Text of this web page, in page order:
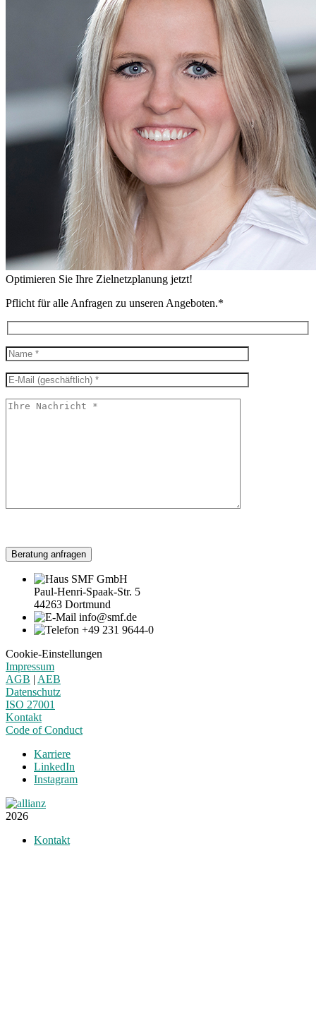
Optimieren Sie Ihre Zielnetzplanung jetzt!
Pflicht für alle Anfragen zu unseren Angeboten.*
Beratung anfragen
SMF GmbH
Paul-Henri-Spaak-Str. 5
44263 Dortmund
info@smf.de
+49 231 9644-0
Cookie-Einstellungen
Impressum
AGB | AEB
Datenschutz
ISO 27001
Kontakt
Code of Conduct
Karriere
LinkedIn
Instagram
2026
Kontakt